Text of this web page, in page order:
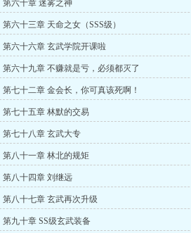
第六十章 迷雾之神
第六十三章 天命之女（SSS级）
第六十六章 玄武学院开课啦
第六十九章 不赚就是亏，必须都灭了
第七十二章 金会长，你可真该死啊！
第七十五章 林默的交易
第七十八章 玄武大专
第八十一章 林北的规矩
第八十四章 刘继远
第八十七章 玄武再次升级
第九十章 SS级玄武装备